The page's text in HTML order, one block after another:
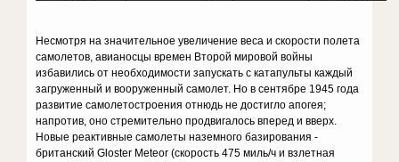
Несмотря на значительное увеличение веса и скорости полета
самолетов, авианосцы времен Второй мировой войны
избавились от необходимости запускать с катапульты каждый
загруженный и вооруженный самолет. Но в сентябре 1945 года
развитие самолетостроения отнюдь не достигло апогея;
напротив, оно стремительно продвигалось вперед и вверх.
Новые реактивные самолеты наземного базирования -
британский Gloster Meteor (скорость 475 миль/ч и взлетная